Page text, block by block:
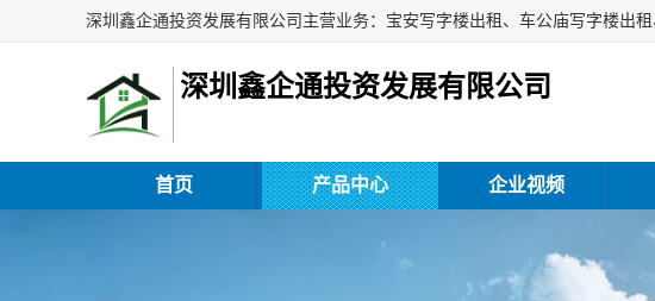
深圳鑫企通投资发展有限公司
首页 产品中心 企业视频